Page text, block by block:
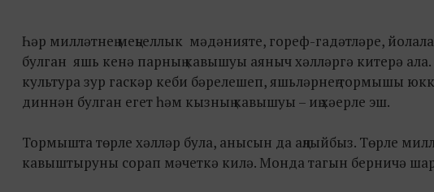
Һәр милләтнең меңьеллык мәдәнияте, гореф-гадәтләре,
булган яшь кенә парның кавышуы аяныч хәлләргә китерә
культура зур гаскәр кеби бәрелешеп, яшьләрнең тормышы
диннән булган егет һәм кызның кавышуы – иң хәерле эш.
Тормышта төрле хәлләр була, анысын да аңлыйбыз. Төрле
кавыштыруны сорап мәчеткә килә. Монда тагын берничә